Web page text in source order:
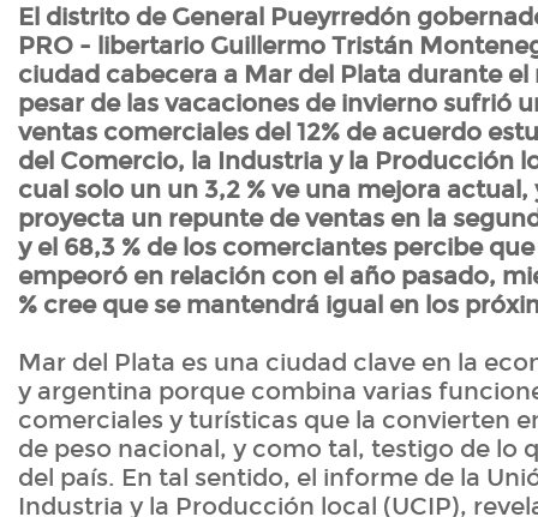
El distrito de General Pueyrredón
PRO - libertario Guillermo Tristán
ciudad cabecera a Mar del Plata durante el
pesar de las vacaciones de invierno sufrió
ventas comerciales del 12% de acuerdo
del Comercio, la Industria y la Producción
cual solo un un 3,2 % ve una mejora actual,
proyecta un repunte de ventas en la
y el 68,3 % de los comerciantes percibe
empeoró en relación con el año pasado,
% cree que se mantendrá igual en los
Mar del Plata es una ciudad clave en la
y argentina porque combina varias
comerciales y turísticas que la convierten
de peso nacional, y como tal, testigo de lo
del país. En tal sentido, el informe de la
Industria y la Producción local (UCIP),